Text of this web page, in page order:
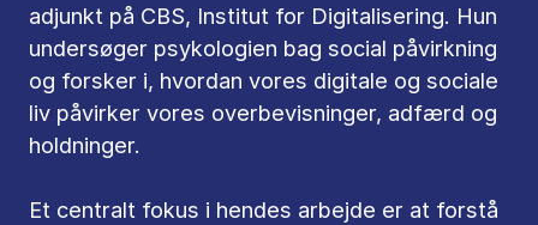
adjunkt på CBS, Institut for Digitalisering. Hun
undersøger psykologien bag social påvirkning
og forsker i, hvordan vores digitale og sociale
liv påvirker vores overbevisninger, adfærd og
holdninger.
Et centralt fokus i hendes arbejde er at forstå